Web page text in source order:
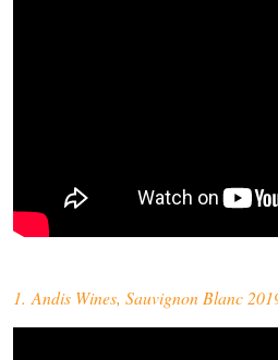
1. Andis Wines, Sauvignon Blanc